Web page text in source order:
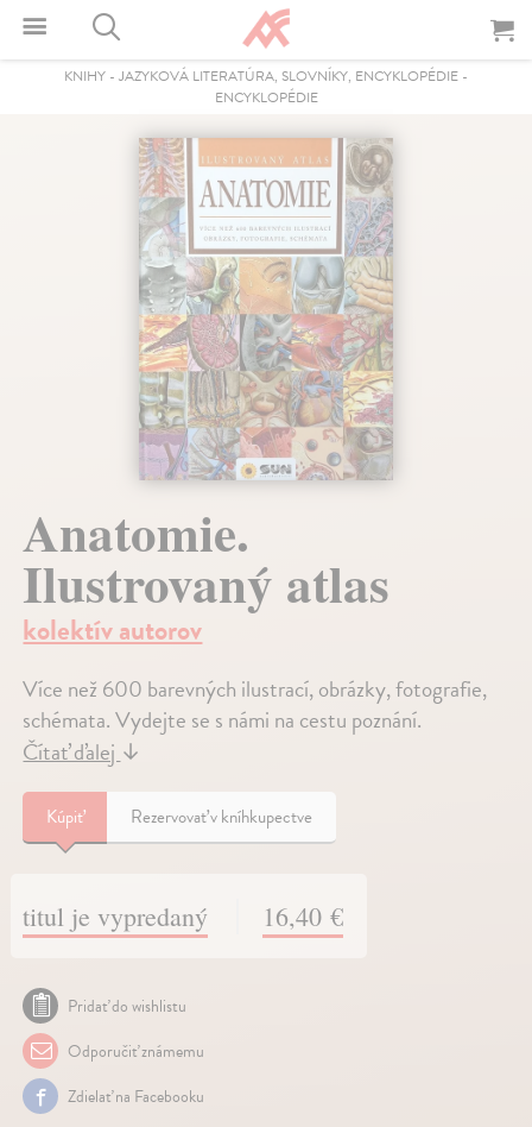
KNIHY - JAZYKOVÁ LITERATÚRA, SLOVNÍKY, ENCYKLOPÉDIE -
ENCYKLOPÉDIE
Anatomie.
Ilustrovaný atlas
kolektív autorov
Více než 600 barevných ilustrací, obrázky, fotografie,
schémata. Vydejte se s námi na cestu poznání.
Čítať ďalej↓
Kúpiť Rezervovať v kníhkupectve
titul je vypredaný 16,40 €
Pridať do wishlistu
Odporučiť známemu
Zdielať na Facebooku